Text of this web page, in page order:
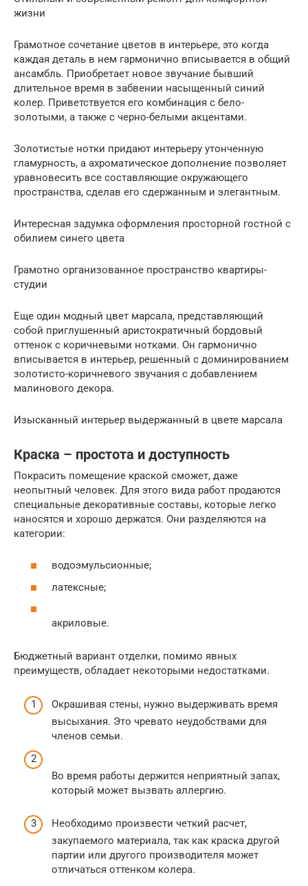
жизни
Грамотное сочетание цветов в интерьере, это когда
каждая деталь в нем гармонично вписывается в общий
ансамбль. Приобретает новое звучание бывший
длительное время в забвении насыщенный синий
колер. Приветствуется его комбинация с бело-
золотыми, а также с черно-белыми акцентами.
Золотистые нотки придают интерьеру утонченную
гламурность, а ахроматическое дополнение позволяет
уравновесить все составляющие окружающего
пространства, сделав его сдержанным и элегантным.
Интересная задумка оформления просторной гостной с
обилием синего цвета
Грамотно организованное пространство квартиры-
студии
Еще один модный цвет марсала, представляющий
собой приглушенный аристократичный бордовый
оттенок с коричневыми нотками. Он гармонично
вписывается в интерьер, решенный с доминированием
золотисто-коричневого звучания с добавлением
малинового декора.
Изысканный интерьер выдержанный в цвете марсала
Краска – простота и доступность
Покрасить помещение краской сможет, даже
неопытный человек. Для этого вида работ продаются
специальные декоративные составы, которые легко
наносятся и хорошо держатся. Они разделяются на
категории:
водоэмульсионные;
латексные;
акриловые.
Бюджетный вариант отделки, помимо явных
преимуществ, обладает некоторыми недостатками.
Окрашивая стены, нужно выдерживать время
высыхания. Это чревато неудобствами для
членов семьи.
Во время работы держится неприятный запах,
который может вызвать аллергию.
Необходимо произвести четкий расчет,
закупаемого материала, так как краска другой
партии или другого производителя может
отличаться оттенком колера.